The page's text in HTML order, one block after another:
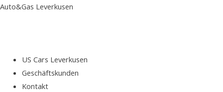
Auto&Gas Leverkusen
US Cars Leverkusen
Geschäftskunden
Kontakt